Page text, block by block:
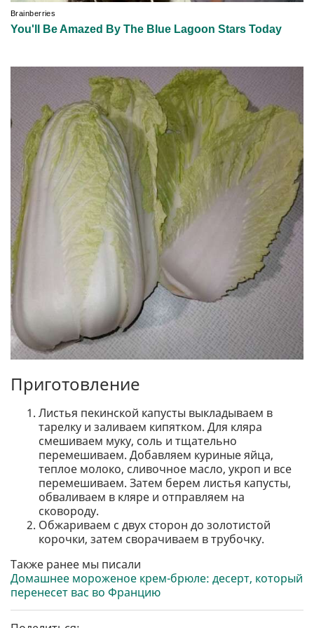
Приготовление
Листья пекинской капусты выкладываем в
тарелку и заливаем кипятком. Для кляра
смешиваем муку, соль и тщательно
перемешиваем. Добавляем куриные яйца,
теплое молоко, сливочное масло, укроп и все
перемешиваем. Затем берем листья капусты,
обваливаем в кляре и отправляем на
сковороду.
Обжариваем с двух сторон до золотистой
корочки, затем сворачиваем в трубочку.
Также ранее мы писали
Домашнее мороженое крем-брюле: десерт, который
перенесет вас во Францию